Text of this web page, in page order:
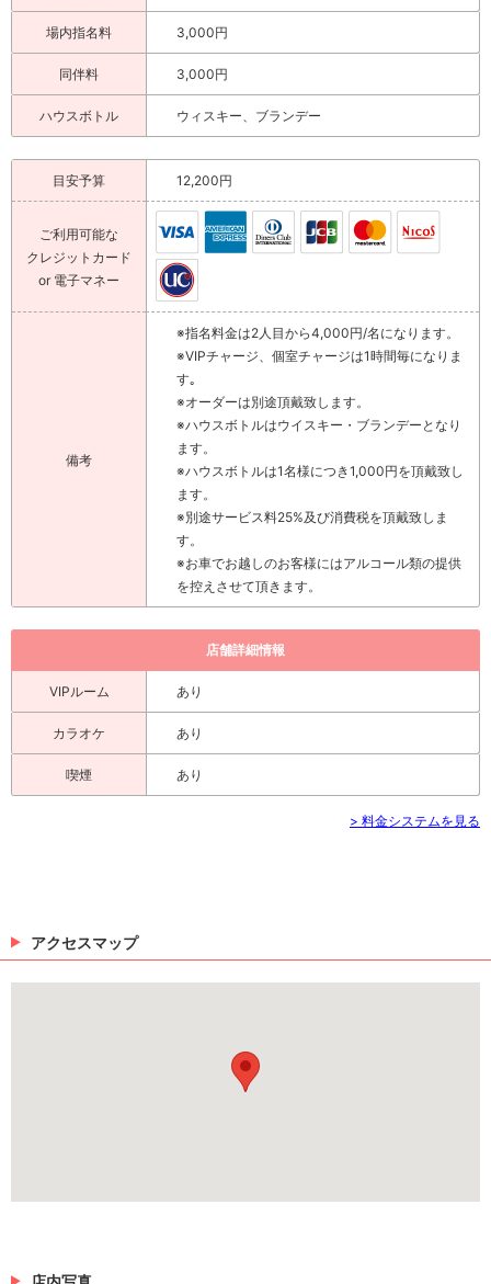
場内指名料 3,000円
同伴料 3,000円
ハウスボトル ウィスキー、ブランデー
目安予算 12,200円
ご利用可能な
クレジットカード
or 電子マネー
備考
※指名料金は2人目から4,000円/名になります。
※VIPチャージ、個室チャージは1時間毎になりま
す｡
※オーダーは別途頂戴致します。
※ハウスボトルはウイスキー・ブランデーとなり
ます。
※ハウスボトルは1名様につき1,000円を頂戴致し
ます。
※別途サービス料25%及び消費税を頂戴致しま
す。
※お車でお越しのお客様にはアルコール類の提供
を控えさせて頂きます。
店舗詳細情報
VIPルーム あり
カラオケ あり
喫煙 あり
> 料金システムを見る
アクセスマップ